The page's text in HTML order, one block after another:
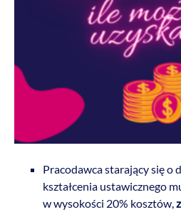
Pracodawca starający się
kształcenia ustawicznego
w wysokości 20% kosztów,